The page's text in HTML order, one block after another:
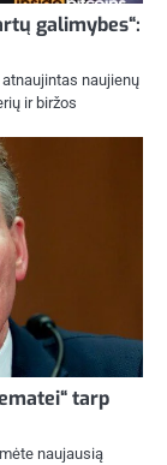
galimybes“:
naujienų
ir biržos
tarp
naujausią